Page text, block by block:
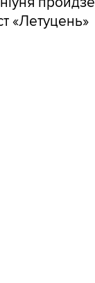
«Летуцень»